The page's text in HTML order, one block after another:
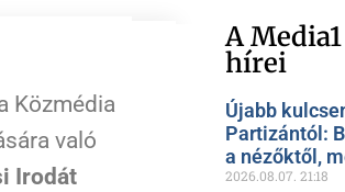
Közmédia
való
Irodát
A
hírei
Újabb
Partizántól:
a nézőktől,
2026.08.07. 21:18